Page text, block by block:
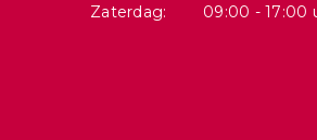
Zaterdag:
09:00 - 17:00